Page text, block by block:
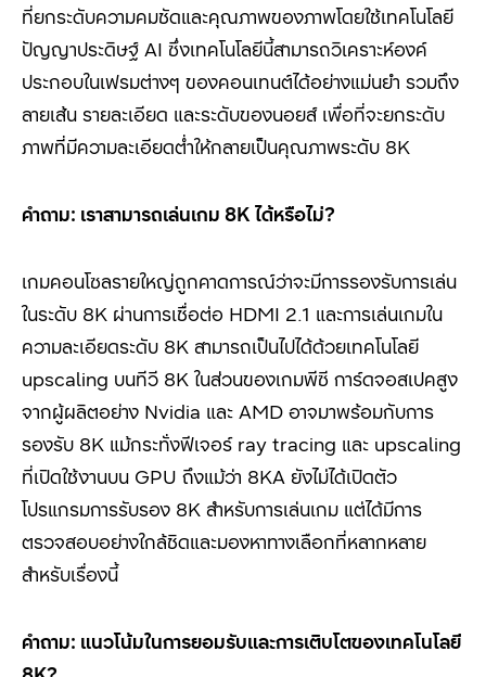
ที่ยกระดับความคมชัดและคุณภาพของภาพโดยใช้เทคโนโลยี
ปัญญาประดิษฐ์ AI ซึ่งเทคโนโลยีนี้สามารถวิเคราะห์องค์
ประกอบในเฟรมต่างๆ ของคอนเทนต์ได้อย่างแม่นยำ รวมถึง
ลายเส้น รายละเอียด และระดับของนอยส์ เพื่อที่จะยกระดับ
ภาพที่มีความละเอียดต่ำให้กลายเป็นคุณภาพระดับ 8K
คำถาม: เราสามารถเล่นเกม 8K ได้หรือไม่?
เกมคอนโซลรายใหญ่ถูกคาดการณ์ว่าจะมีการรองรับการเล่น
ในระดับ 8K ผ่านการเชื่อต่อ HDMI 2.1 และการเล่นเกมใน
ความละเอียดระดับ 8K สามารถเป็นไปได้ด้วยเทคโนโลยี
upscaling บนทีวี 8K ในส่วนของเกมพีซี การ์ดจอสเปคสูง
จากผู้ผลิตอย่าง Nvidia และ AMD อาจมาพร้อมกับการ
รองรับ 8K แม้กระทั่งฟีเจอร์ ray tracing และ upscaling
ที่เปิดใช้งานบน GPU ถึงแม้ว่า 8KA ยังไม่ได้เปิดตัว
โปรแกรมการรับรอง 8K สำหรับการเล่นเกม แต่ได้มีการ
ตรวจสอบอย่างใกล้ชิดและมองหาทางเลือกที่หลากหลาย
สำหรับเรื่องนี้
คำถาม: แนวโน้มในการยอมรับและการเติบโตของเทคโนโลยี